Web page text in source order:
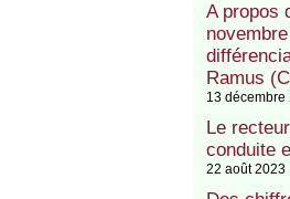
A propos
Ramus
13 décembre
Le
conduite
22 août 2023